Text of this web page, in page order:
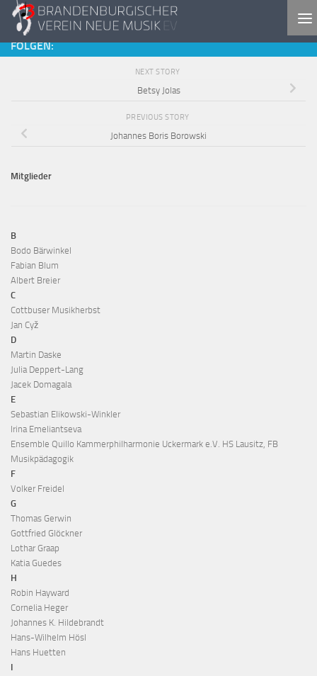
Skip to content
FOLGEN:
NEXT STORY
Betsy Jolas
PREVIOUS STORY
Johannes Boris Borowski
Mitglieder
B
Bodo Bärwinkel
Fabian Blum
Albert Breier
C
Cottbuser Musikherbst
Jan Cyž
D
Martin Daske
Julia Deppert-Lang
Jacek Domagala
E
Sebastian Elikowski-Winkler
Irina Emeliantseva
Ensemble Quillo Kammerphilharmonie Uckermark e.V. HS Lausitz, FB
Musikpädagogik
F
Volker Freidel
G
Thomas Gerwin
Gottfried Glöckner
Lothar Graap
Katia Guedes
H
Robin Hayward
Cornelia Heger
Johannes K. Hildebrandt
Hans-Wilhelm Hösl
Hans Huetten
I